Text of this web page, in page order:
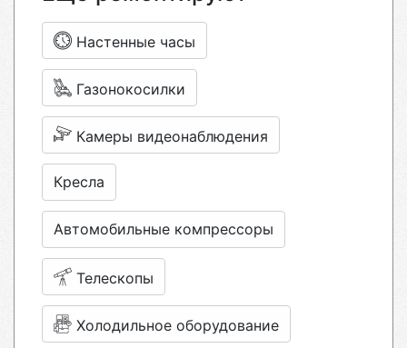
Настенные часы
Газонокосилки
Камеры видеонаблюдения
Кресла
Автомобильные компрессоры
Телескопы
Холодильное оборудование